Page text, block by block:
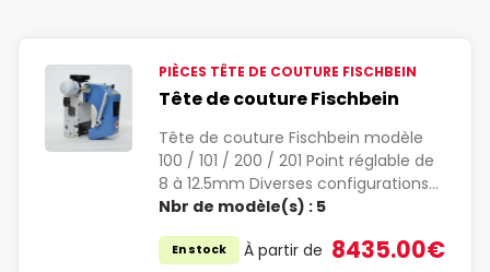
PIÈCES TÊTE DE COUTURE FISCHBEIN
Tête de couture Fischbein
Tête de couture Fischbein modèle
100 / 101 / 200 / 201 Point réglable de
8 à 12.5mm Diverses configurations…
Nbr de modèle(s) : 5
En stock À partir de 8435.00€